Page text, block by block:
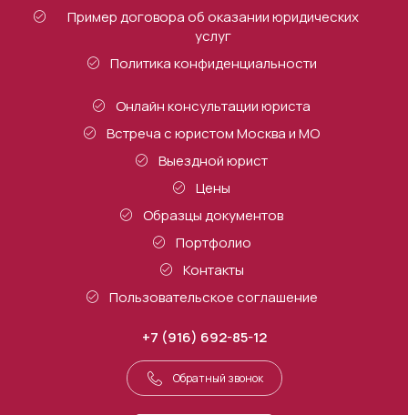
Пример договора об оказании юридических
услуг
Политика конфиденциальности
Онлайн консультации юриста
Встреча с юристом Москва и МО
Выездной юрист
Цены
Образцы документов
Портфолио
Контакты
Пользовательское соглашение
+7 (916) 692-85-12
Обратный звонок